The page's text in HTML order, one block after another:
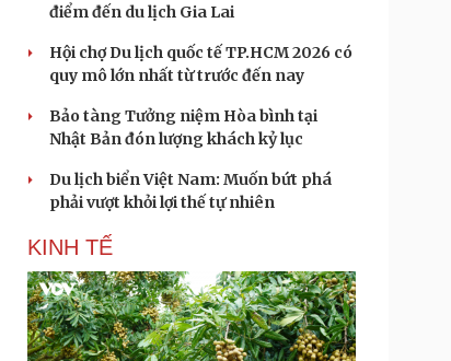
điểm đến du lịch Gia Lai
Hội chợ Du lịch quốc tế TP.HCM 2026 có
quy mô lớn nhất từ trước đến nay
Bảo tàng Tưởng niệm Hòa bình tại
Nhật Bản đón lượng khách kỷ lục
Du lịch biển Việt Nam: Muốn bứt phá
phải vượt khỏi lợi thế tự nhiên
KINH TẾ